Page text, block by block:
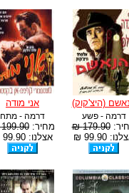
(היצ'קוק)
דרמה - פשע
179.90 ₪
99.90 ₪
אני מודה
דרמה - מתח
מחיר:199.90 ₪
אצלנו: 99.90 ₪